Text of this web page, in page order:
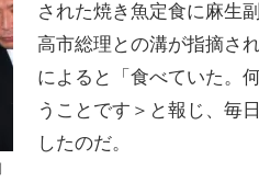
された焼き魚定食に麻生
高市総理との溝が指摘さ
によると「食べていた。
うことです＞と報じ、毎
したのだ。